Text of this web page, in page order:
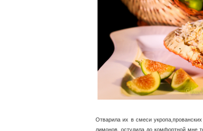
Отварила их в смеси
лимонов. остудила до комфортной мне